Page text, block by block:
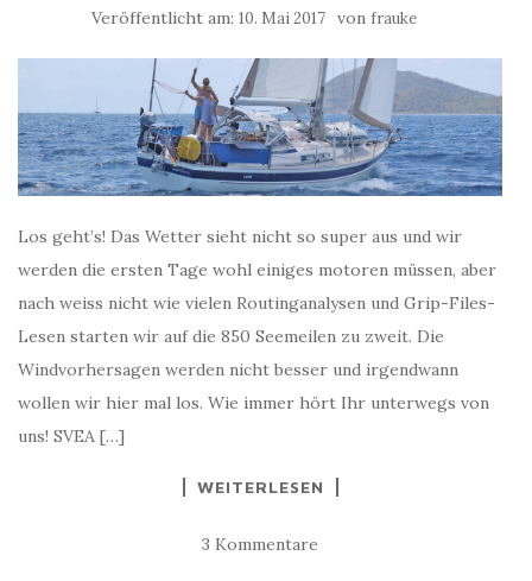
Veröffentlicht am: 10. Mai 2017 von frauke
Los geht’s! Das Wetter sieht nicht so super aus und wir
werden die ersten Tage wohl einiges motoren müssen, aber
nach weiss nicht wie vielen Routinganalysen und Grip-Files-
Lesen starten wir auf die 850 Seemeilen zu zweit. Die
Windvorhersagen werden nicht besser und irgendwann
wollen wir hier mal los. Wie immer hört Ihr unterwegs von
uns! SVEA […]
WEITERLESEN
3 Kommentare